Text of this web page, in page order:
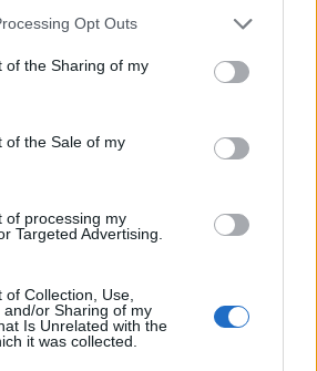
Opt Outs
of the Sharing of my
of the Sale of my
of processing my
Targeted Advertising.
Collection, Use,
and/or Sharing of my
Is Unrelated with the
it was collected.
Robbs: Adéle és az örökölt árnyak
legismertebb ruhái